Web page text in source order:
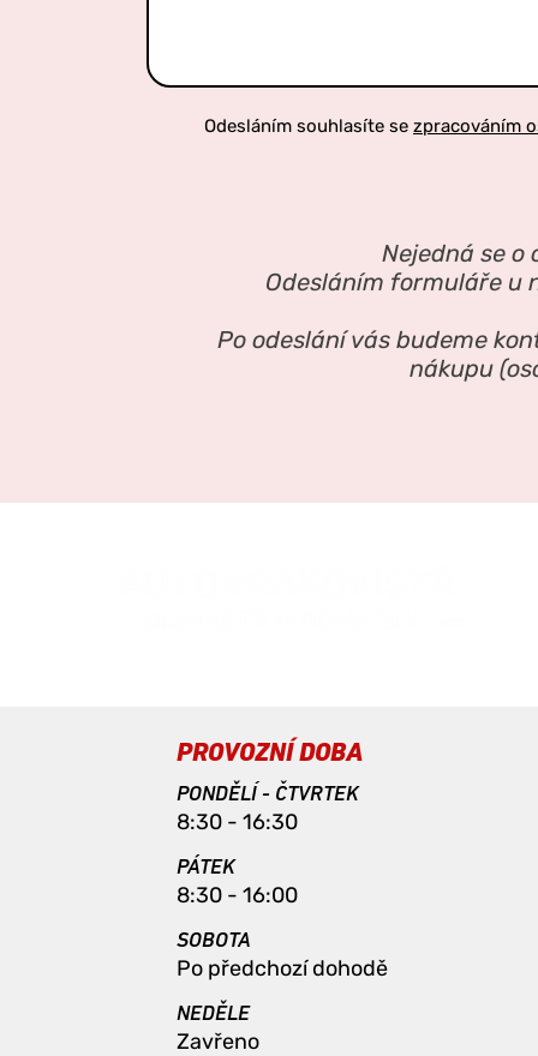
Nejedná se o
Odesláním formuláře u
Po odeslání vás budeme
nákupu
Odesláním souhlasíte se zpracováním
PROVOZNÍ DOBA
PONDĚLÍ - ČTVRTEK
8:30 - 16:30
PÁTEK
8:30 - 16:00
SOBOTA
Po předchozí dohodě
NEDĚLE
Zavřeno